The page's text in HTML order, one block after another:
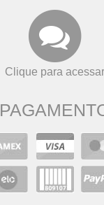
Clique para acessar